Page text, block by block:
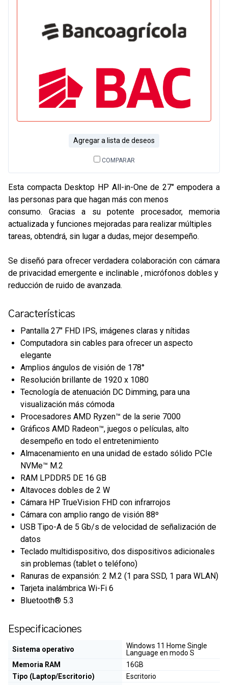
Agregar a lista de deseos
COMPARAR
Esta compacta Desktop HP All-in-One de 27" empodera a
las personas para que hagan más con menos
consumo. Gracias a su potente procesador, memoria
actualizada y funciones mejoradas para realizar múltiples
tareas, obtendrá, sin lugar a dudas, mejor desempeño.
Se diseñó para ofrecer verdadera colaboración con cámara
de privacidad emergente e inclinable , micrófonos dobles y
reducción de ruido de avanzada.
Características
Pantalla 27" FHD IPS, imágenes claras y nítidas
Computadora sin cables para ofrecer un aspecto
elegante
Amplios ángulos de visión de 178°
Resolución brillante de 1920 x 1080
Tecnología de atenuación DC Dimming, para una
visualización más cómoda
Procesadores AMD Ryzen™ de la serie 7000
Gráficos AMD Radeon™, juegos o películas, alto
desempeño en todo el entretenimiento
Almacenamiento en una unidad de estado sólido PCIe
NVMe™ M.2
RAM LPDDR5 DE 16 GB
Altavoces dobles de 2 W
Cámara HP TrueVision FHD con infrarrojos
Cámara con amplio rango de visión 88º
USB Tipo-A de 5 Gb/s de velocidad de señalización de
datos
Teclado multidispositivo, dos dispositivos adicionales
sin problemas (tablet o teléfono)
Ranuras de expansión: 2 M.2 (1 para SSD, 1 para WLAN)
Tarjeta inalámbrica Wi-Fi 6
Bluetooth® 5.3
Especificaciones
Sistema operativo
Windows 11 Home Single
Language en modo S
Memoria RAM
16GB
Tipo (Laptop/Escritorio)
Escritorio